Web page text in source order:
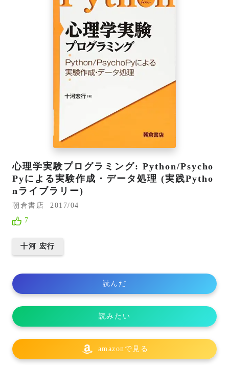
心理学実験プログラミング: Python/Psycho
Pyによる実験作成・データ処理 (実践Pytho
nライブラリー)
朝倉書店
2017/04
7
十河 宏行
読んだ
読みたい
amazonで見る